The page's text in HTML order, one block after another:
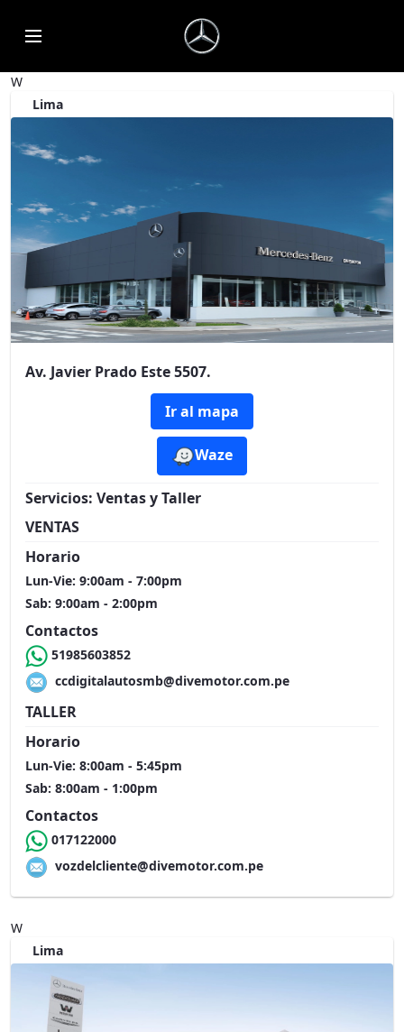
Saltar al contenido principal
Abrir menú de accesibilidad
W
Lima
Av. Javier Prado Este 5507.
Ir al mapa
Waze
Servicios: Ventas y Taller
VENTAS
Horario
Lun-Vie: 9:00am - 7:00pm
Sab: 9:00am - 2:00pm
Contactos
51985603852
ccdigitalautosmb@divemotor.com.pe
TALLER
Horario
Lun-Vie: 8:00am - 5:45pm
Sab: 8:00am - 1:00pm
Contactos
017122000
vozdelcliente@divemotor.com.pe
W
Lima